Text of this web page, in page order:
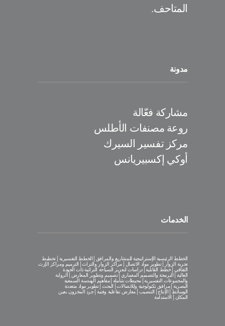
المتاحف.
مدونة
مشاركة فعّالة
روعة مصنفات الأطلس
مركز تفسير السيرك
أوكي إكسبيريانس
الخدمات
الخطط الرئيسية الإستراتيجية للمشاريع والمرافق│الخطط التفسيرية│تخطيط
تجربة الزوار│تطوير مواد الاتصال│مراكز الزوار والتراث│الترميم ومراكز الإرث
الثقافي│خطط القابلية│دراسات لتعزيز السياحة التراثية ذات الجودة
العالية│البرمجة والتصميم المعماري│تصميم وتطوير المعارض│الرواية
والمجموعات التفسيرية│محيطات شاملة│مفاهيم الهندسة السمعية
البصرية│مرافق تكنولوجية وللاتصالات│البحث│تطوير مواد متعددة
الوسائط│الإنتاج│التنصيب│معارض تفاعلية وفنية│جرد المخزون بعين
المكان│الاستدامة